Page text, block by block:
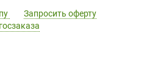
Запросить оферту